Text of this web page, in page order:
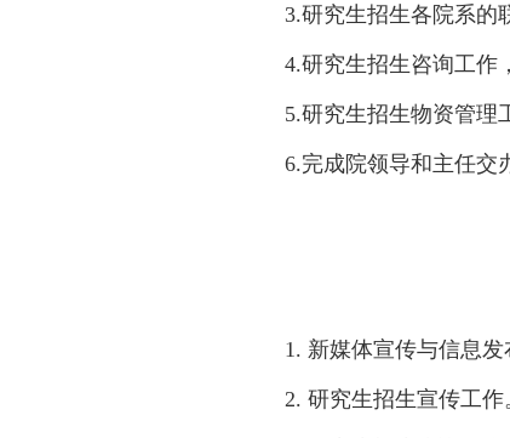
3.研究生招生各院系的
4.研究生招生咨询工作
5.研究生招生物资管理
6.完成院领导和主任交
1. 新媒体宣传与信息
2. 研究生招生宣传工作